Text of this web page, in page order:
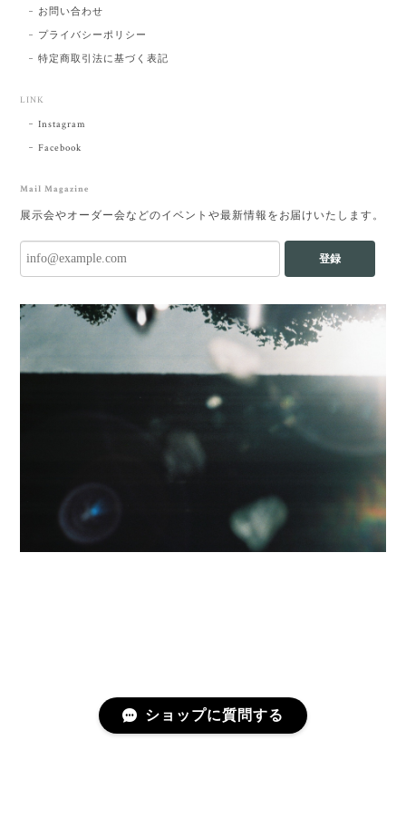
お問い合わせ
プライバシーポリシー
特定商取引法に基づく表記
LINK
Instagram
Facebook
Mail Magazine
展示会やオーダー会などのイベントや最新情報をお届けいたします。
登録
ショップに質問する